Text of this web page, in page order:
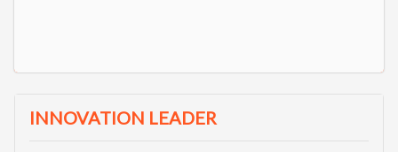
INNOVATION LEADER